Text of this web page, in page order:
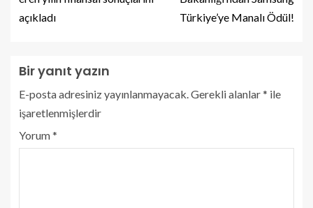
açıkladı
Türkiye’ye Manalı Ödül!
Bir yanıt yazın
E-posta adresiniz yayınlanmayacak. Gerekli alanlar* ile
işaretlenmişlerdir
Yorum*